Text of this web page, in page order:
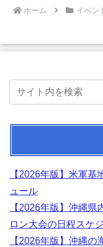
ホーム イベン
【2026年版】米軍
ュール
【2026年版】沖縄
ロン大会の日程スケ
【2026年版】沖縄の